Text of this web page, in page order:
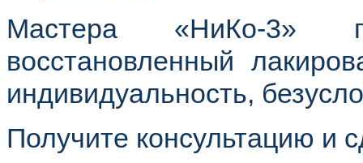
Мастера «НиКо-3»
восстановленный
индивидуальность,
Получите консультацию и